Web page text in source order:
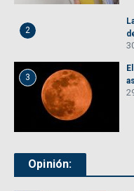
2
3
Opinión: